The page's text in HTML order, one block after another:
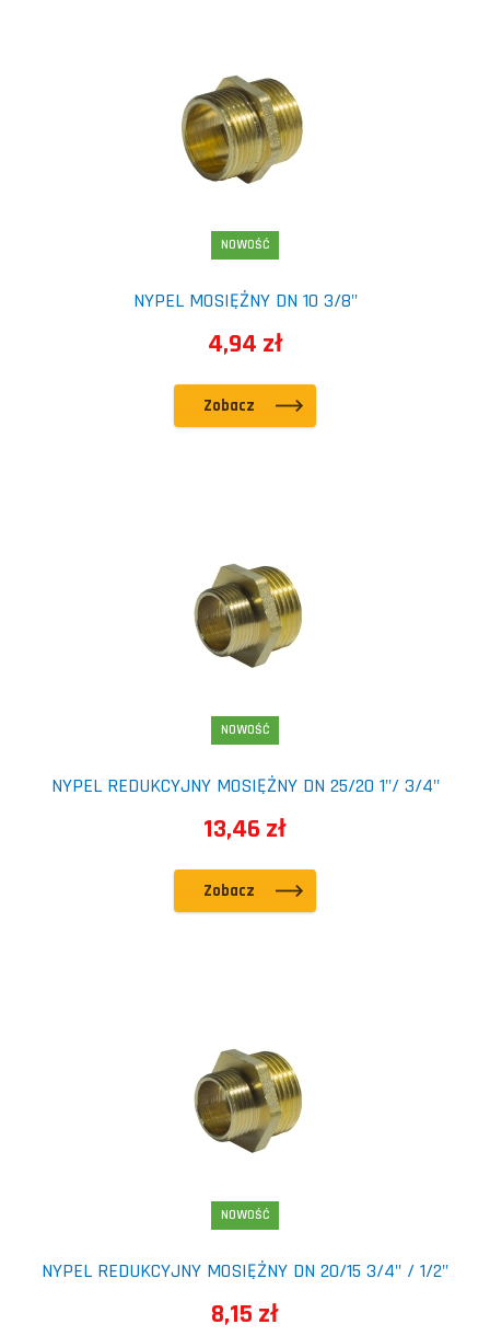
NOWOŚĆ
NYPEL MOSIĘŻNY DN 10 3/8"
4,94 zł
Zobacz
NOWOŚĆ
NYPEL REDUKCYJNY MOSIĘŻNY DN 25/20 1"/ 3/4"
13,46 zł
Zobacz
NOWOŚĆ
NYPEL REDUKCYJNY MOSIĘŻNY DN 20/15 3/4" / 1/2"
8,15 zł